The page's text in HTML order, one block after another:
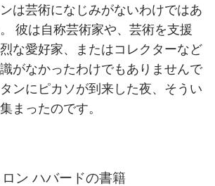
は芸術になじみがないわけではあ
彼は自称芸術家や、芸術を支援
な愛好家、またはコレクターなど
がなかったわけでもありませんで
ンにピカソが到来した夜、そうい
まったのです。
ロン ハバードの書籍